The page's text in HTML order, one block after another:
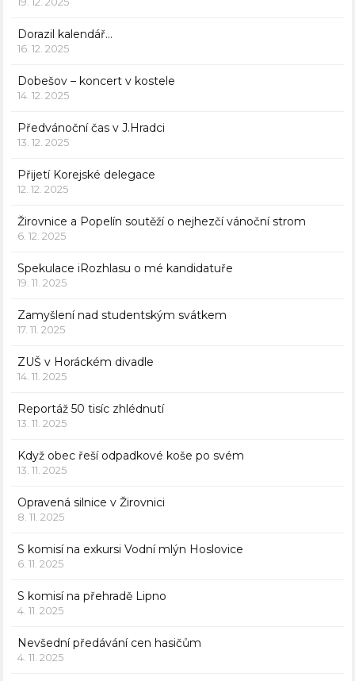
Dorazil kalendář…
16. 12. 2025
Dobešov – koncert v kostele
14. 12. 2025
Předvánoční čas v J.Hradci
13. 12. 2025
Přijetí Korejské delegace
12. 12. 2025
Žirovnice a Popelín soutěží o nejhezčí vánoční strom
6. 12. 2025
Spekulace iRozhlasu o mé kandidatuře
19. 11. 2025
Zamyšlení nad studentským svátkem
17. 11. 2025
ZUŠ v Horáckém divadle
14. 11. 2025
Reportáž 50 tisíc zhlédnutí
13. 11. 2025
Když obec řeší odpadkové koše po svém
13. 11. 2025
Opravená silnice v Žirovnici
8. 11. 2025
S komisí na exkursi Vodní mlýn Hoslovice
6. 11. 2025
S komisí na přehradě Lipno
4. 11. 2025
Nevšední předávání cen hasičům
4. 11. 2025